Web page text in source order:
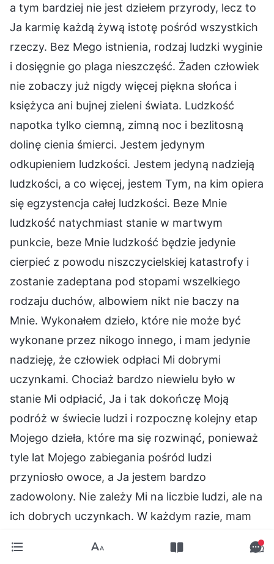
a tym bardziej nie jest dziełem przyrody, lecz to
Ja karmię każdą żywą istotę pośród wszystkich
rzeczy. Bez Mego istnienia, rodzaj ludzki wyginie
i dosięgnie go plaga nieszczęść. Żaden człowiek
nie zobaczy już nigdy więcej piękna słońca i
księżyca ani bujnej zieleni świata. Ludzkość
napotka tylko ciemną, zimną noc i bezlitosną
dolinę cienia śmierci. Jestem jedynym
odkupieniem ludzkości. Jestem jedyną nadzieją
ludzkości, a co więcej, jestem Tym, na kim opiera
się egzystencja całej ludzkości. Beze Mnie
ludzkość natychmiast stanie w martwym
punkcie, beze Mnie ludzkość będzie jedynie
cierpieć z powodu niszczycielskiej katastrofy i
zostanie zadeptana pod stopami wszelkiego
rodzaju duchów, albowiem nikt nie baczy na
Mnie. Wykonałem dzieło, które nie może być
wykonane przez nikogo innego, i mam jedynie
nadzieję, że człowiek odpłaci Mi dobrymi
uczynkami. Chociaż bardzo niewielu było w
stanie Mi odpłacić, Ja i tak dokończę Moją
podróż w świecie ludzi i rozpocznę kolejny etap
Mojego dzieła, które ma się rozwinąć, ponieważ
tyle lat Mojego zabiegania pośród ludzi
przyniosło owoce, a Ja jestem bardzo
zadowolony. Nie zależy Mi na liczbie ludzi, ale na
ich dobrych uczynkach. W każdym razie, mam
dobrych uczynków, by zasłużyć na swoje